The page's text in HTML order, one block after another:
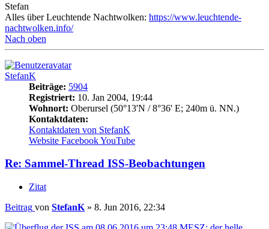
Stefan
Alles über Leuchtende Nachtwolken: https://www.leuchtende-
nachtwolken.info/
Nach oben
StefanK
Beiträge: 5904
Registriert: 10. Jan 2004, 19:44
Wohnort: Oberursel (50°13'N / 8°36' E; 240m ü. NN.)
Kontaktdaten:
Kontaktdaten von StefanK
Website FacebookYouTube
Re: Sammel-Thread ISS-Beobachtungen
Zitat
Beitrag von StefanK » 8. Jun 2016, 22:34